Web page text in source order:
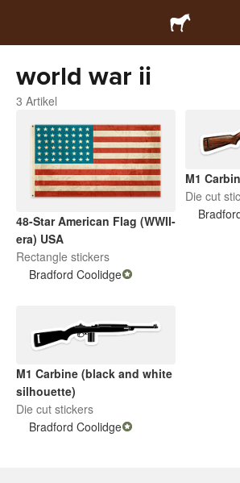
world war ii
3 Artikel
48-Star American Flag (WWII-
era) USA
Rectangle stickers
Bradford Coolidge
M1
Die cut
M1 Carbine (black and white
silhouette)
Die cut stickers
Bradford Coolidge